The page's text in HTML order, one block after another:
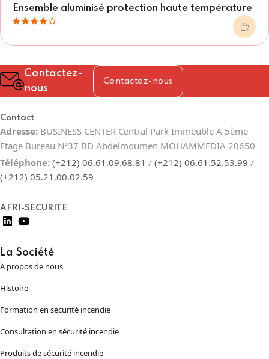
Ensemble aluminisé protection haute température
Contactez-
nous
Contactez-nous
Contact
Adresse: BUSINESS CENTER Central Park Immeuble A 5ème
Etage Bureau N°37 BD Abdelmoumen MOHAMMEDIA 20650
Téléphone: (+212) 06.61.09.68.81 / (+212) 06.61.52.53.99 /
(+212) 05.21.00.02.59
AFRI-SECURITE
La Société
À propos de nous
Histoire
Formation en sécurité incendie
Consultation en sécurité incendie
Produits de sécurité incendie